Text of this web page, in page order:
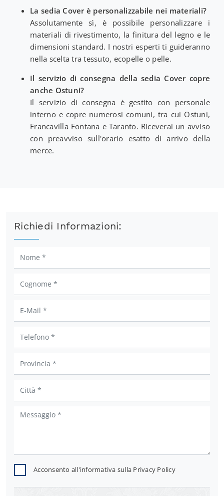
La sedia Cover è personalizzabile nei materiali?
Assolutamente sì, è possibile personalizzare i
materiali di rivestimento, la finitura del legno e le
dimensioni standard. I nostri esperti ti guideranno
nella scelta tra tessuto, ecopelle o pelle.
Il servizio di consegna della sedia Cover copre
anche Ostuni?
Il servizio di consegna è gestito con personale
interno e copre numerosi comuni, tra cui Ostuni,
Francavilla Fontana e Taranto. Riceverai un avviso
con preavviso sull'orario esatto di arrivo della
merce.
Richiedi Informazioni:
Acconsento all'informativa sulla Privacy Policy